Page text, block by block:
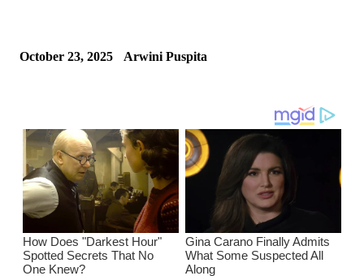
October 23, 2025 Arwini Puspita